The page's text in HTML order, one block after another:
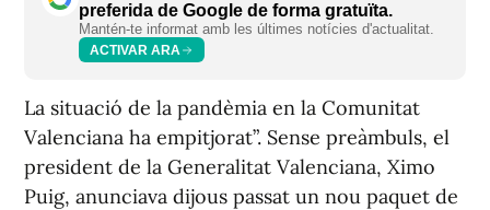
preferida de Google de forma gratuïta.
Mantén-te informat amb les últimes notícies d'actualitat.
ACTIVAR ARA
La situació de la pandèmia en la Comunitat
Valenciana ha empitjorat”. Sense preàmbuls, el
president de la Generalitat Valenciana, Ximo
Puig, anunciava dijous passat un nou paquet de